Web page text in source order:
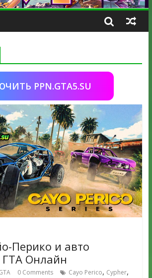
PPN.GTA5.SU
Перико и авто
Онлайн
0 Comments Cayo Perico, Cypher,